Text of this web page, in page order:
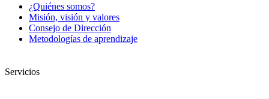
¿Quiénes somos?
Misión, visión y valores
Consejo de Dirección
Metodologías de aprendizaje
Servicios